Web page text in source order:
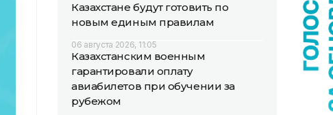
Казахстане будут готовить по
новым единым правилам
06 августа 2026, 11:05
Казахстанским военным
гарантировали оплату
авиабилетов при обучении за
рубежом